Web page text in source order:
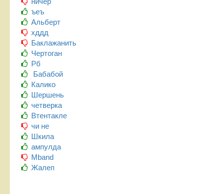
ъеъ
Альберт
хддд
Баклажанить
Чертоган
Рб
Бабабой
Калико
Шершень
четверка
Втентакле
чи не
Шкила
ампулда
Mband
Жалеп